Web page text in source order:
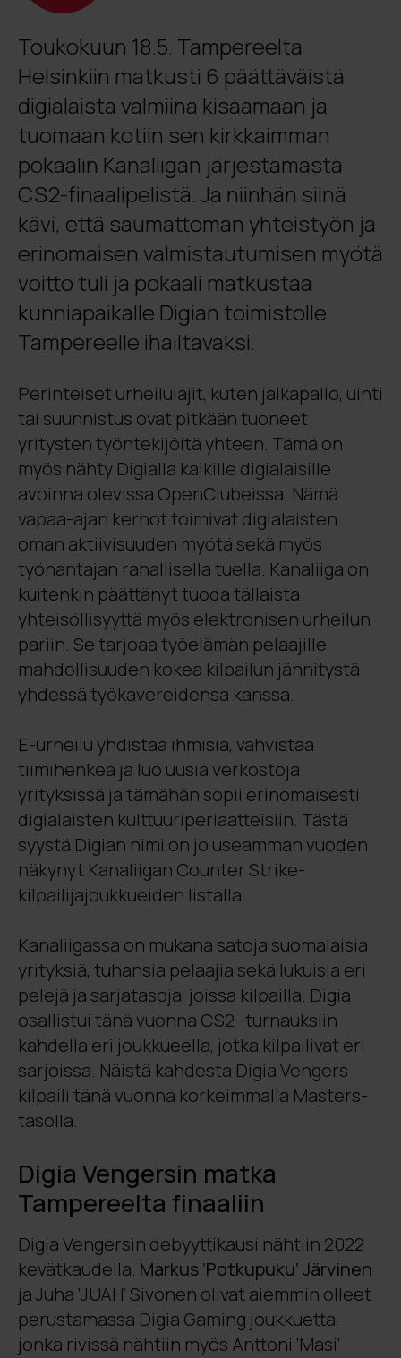
Toukokuun 18.5. Tampereelta
Helsinkiin matkusti 6 päättäväistä
digialaista valmiina kisaamaan ja
tuomaan kotiin sen kirkkaimman
pokaalin Kanaliigan järjestämästä
CS2-finaalipelistä. Ja niinhän siinä
kävi, että saumattoman yhteistyön ja
erinomaisen valmistautumisen myötä
voitto tuli ja pokaali matkustaa
kunniapaikalle Digian toimistolle
Tampereelle ihailtavaksi.
Perinteiset urheilulajit, kuten jalkapallo, uinti
tai suunnistus ovat pitkään tuoneet
yritysten työntekijöitä yhteen. Tämä on
myös nähty Digialla kaikille digialaisille
avoinna olevissa OpenClubeissa. Nämä
vapaa-ajan kerhot toimivat digialaisten
oman aktiivisuuden myötä sekä myös
työnantajan rahallisella tuella. Kanaliiga on
kuitenkin päättänyt tuoda tällaista
yhteisöllisyyttä myös elektronisen urheilun
pariin. Se tarjoaa työelämän pelaajille
mahdollisuuden kokea kilpailun jännitystä
yhdessä työkavereidensa kanssa.
E-urheilu yhdistää ihmisiä, vahvistaa
tiimihenkeä ja luo uusia verkostoja
yrityksissä ja tämähän sopii erinomaisesti
digialaisten kulttuuriperiaatteisiin. Tästä
syystä Digian nimi on jo useamman vuoden
näkynyt Kanaliigan Counter Strike-
kilpailijajoukkueiden listalla.
Kanaliigassa on mukana satoja suomalaisia
yrityksiä, tuhansia pelaajia sekä lukuisia eri
pelejä ja sarjatasoja, joissa kilpailla. Digia
osallistui tänä vuonna CS2 -turnauksiin
kahdella eri joukkueella, jotka kilpailivat eri
sarjoissa. Näistä kahdesta Digia Vengers
kilpaili tänä vuonna korkeimmalla Masters-
tasolla.
Digia Vengersin matka
Tampereelta finaaliin
Digia Vengersin debyyttikausi nähtiin 2022
kevätkaudella. Markus ’Potkupuku’ Järvinen
ja Juha ’JUAH’ Sivonen olivat aiemmin olleet
perustamassa Digia Gaming joukkuetta,
jonka rivissä nähtiin myös Anttoni ’Masi’